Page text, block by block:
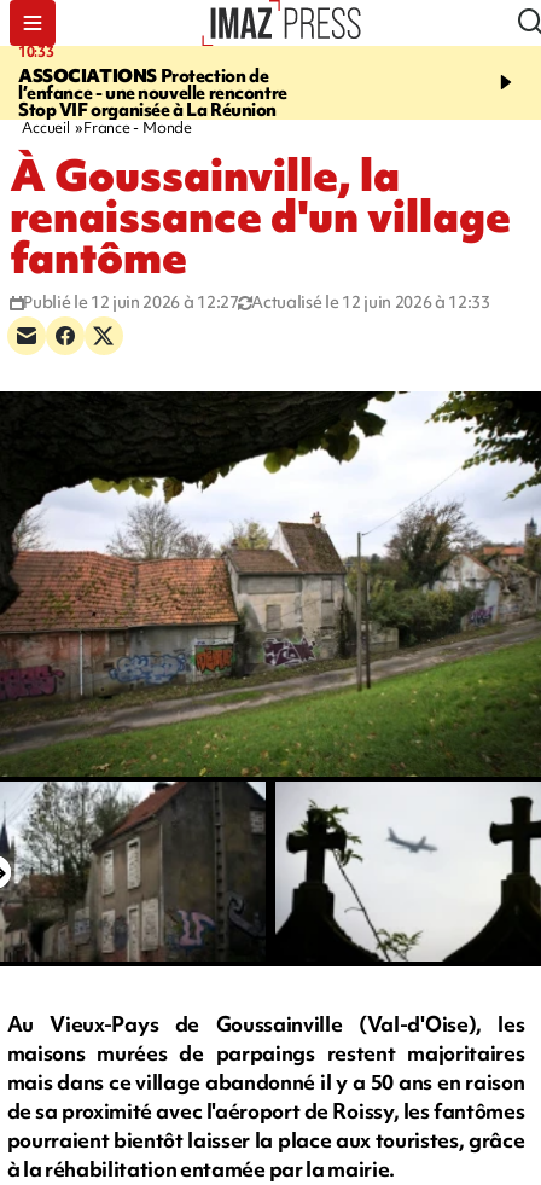
10:33
ASSOCIATIONSProtection de
l’enfance - une nouvelle rencontre
Stop VIF organisée à La Réunion
15:03
Vaste feu
l'ouest du pays, 20.000
Accueil France - Monde
À Goussainville, la
renaissance d'un village
fantôme
Publié le 12 juin 2026 à 12:27 Actualisé le 12 juin 2026 à 12:33
Au Vieux-Pays de Goussainville (Val-d'Oise), les
maisons murées de parpaings restent majoritaires
mais dans ce village abandonné il y a 50 ans en raison
de sa proximité avec l'aéroport de Roissy, les fantômes
pourraient bientôt laisser la place aux touristes, grâce
à la réhabilitation entamée par la mairie.